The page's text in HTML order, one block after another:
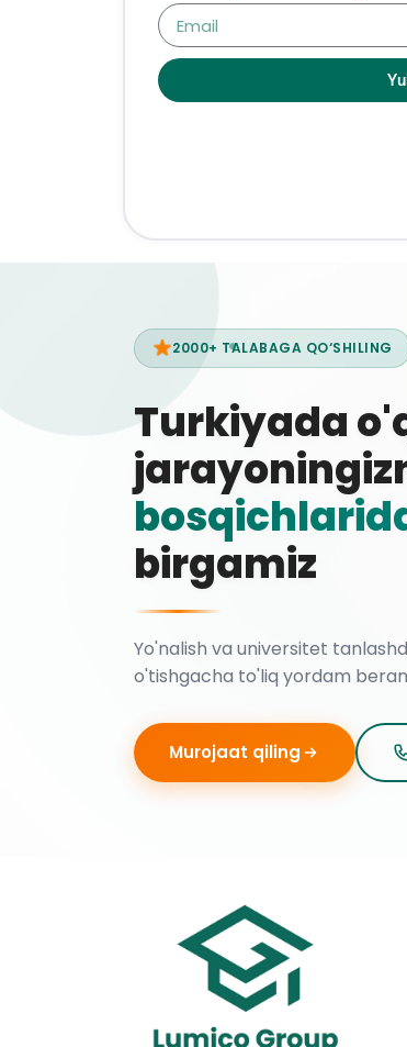
2000+ TALABAGA QO‘SHILING
Turkiyada
birgamiz
Yo'nalish va universitet
o'tishgacha to'liq yordam
Murojaat qiling